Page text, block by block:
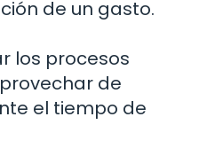
de un gasto.
los procesos
de
el tiempo de